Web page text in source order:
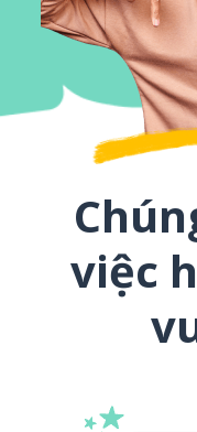
việc